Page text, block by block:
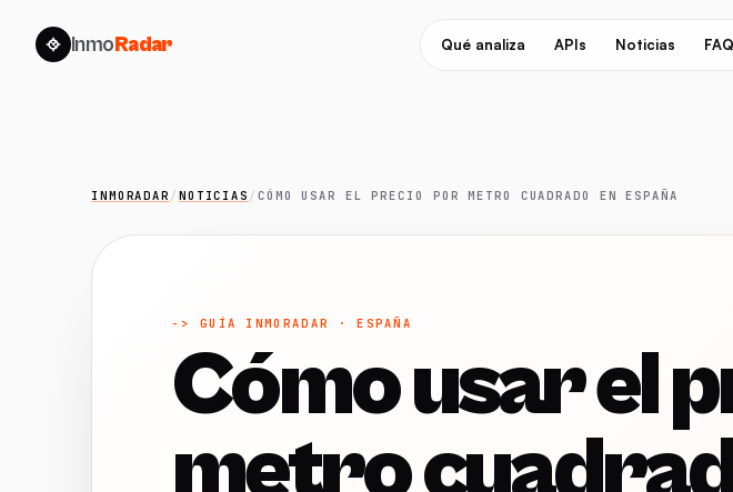
InmoRadar Qué analiza APIs Noticias FAQ
INMORADAR / NOTICIAS / CÓMO USAR EL PRECIO POR METRO CUADRADO EN ESPAÑA
-> GUÍA INMORADAR · ESPAÑA
Cómo usar el